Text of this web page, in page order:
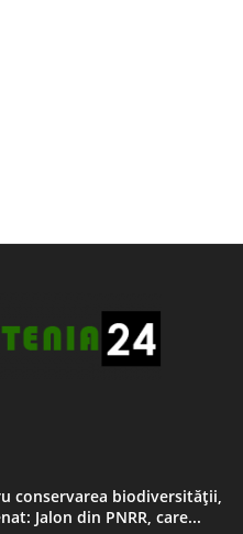
conservarea biodiversității,
Jalon din PNRR, care...